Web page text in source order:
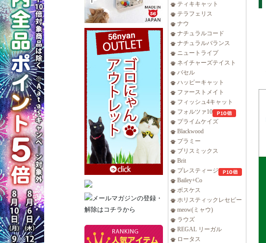
ティキキャット
テラフェリス
ナウ
ナチュラルコード
ナチュラルバランス
ニュートライプ
ネイチャーズテイスト
バセル
ハッピーキャット
ファーストメイト
フィッシュ4キャット
フォルツァ10
プライムケイズ
Blackwood
プラミー
ブリスミックス
Brit
プレスティージ
Bailey+Co
ボスケス
ホリスティックレセピー
meow(ミャウ)
ラウズ
REGAL リーガル
ロータス